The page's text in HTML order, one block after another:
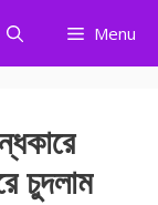
Menu
চুদলাম